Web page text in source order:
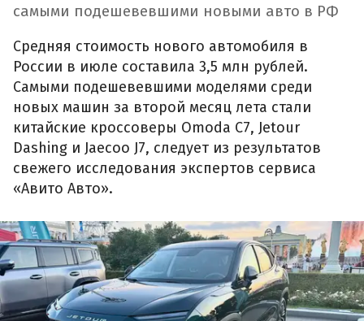
самыми подешевевшими новыми авто в РФ
Средняя стоимость нового автомобиля в
России в июле составила 3,5 млн рублей.
Самыми подешевевшими моделями среди
новых машин за второй месяц лета стали
китайские кроссоверы Omoda C7, Jetour
Dashing и Jaecoo J7, следует из результатов
свежего исследования экспертов сервиса
«Авито Авто».